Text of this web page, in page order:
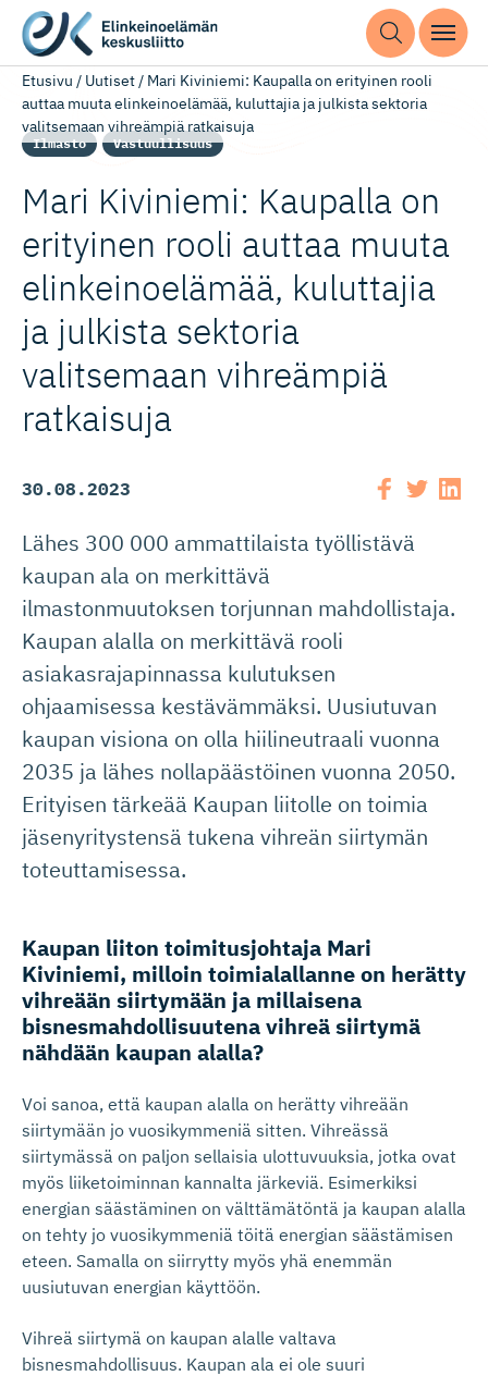
Etusivu / Uutiset/ Mari Kiviniemi: Kaupalla on erityinen rooli
auttaa muuta elinkeinoelämää, kuluttajia ja julkista sektoria
valitsemaan vihreämpiä ratkaisuja
Ilmasto Vastuullisuus
Mari Kiviniemi: Kaupalla on
erityinen rooli auttaa muuta
elinkeinoe­lämää, kuluttajia
ja julkista sektoria
valitsemaan vihreämpiä
ratkaisuja
30.08.2023
Lähes 300 000 ammattilaista työllistävä
kaupan ala on merkittävä
ilmastonmuutoksen torjunnan mahdollistaja.
Kaupan alalla on merkittävä rooli
asiakasrajapinnassa kulutuksen
ohjaamisessa kestävämmäksi. Uusiutuvan
kaupan visiona on olla hiilineutraali vuonna
2035 ja lähes nollapäästöinen vuonna 2050.
Erityisen tärkeää Kaupan liitolle on toimia
jäsenyritystensä tukena vihreän siirtymän
toteuttamisessa.
Kaupan liiton toimitusjohtaja Mari
Kiviniemi, milloin toimialallanne on herätty
vihreään siirtymään ja millaisena
bisnesmah­dol­li­suutena vihreä siirtymä
nähdään kaupan alalla?
Voi sanoa, että kaupan alalla on herätty vihreään
siirtymään jo vuosikymmeniä sitten. Vihreässä
siirtymässä on paljon sellaisia ulottuvuuksia, jotka ovat
myös liiketoiminnan kannalta järkeviä. Esimerkiksi
energian säästäminen on välttämätöntä ja kaupan alalla
on tehty jo vuosikymmeniä töitä energian säästämisen
eteen. Samalla on siirrytty myös yhä enemmän
uusiutuvan energian käyttöön.
Vihreä siirtymä on kaupan alalle valtava
bisnesmahdollisuus. Kaupan ala ei ole suuri